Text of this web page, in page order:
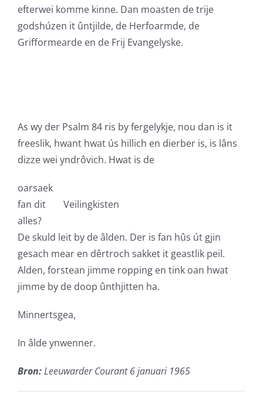
efterwei komme kinne. Dan moasten de trije
godshúzen it ûntjilde, de Herfoarmde, de
Grifformearde en de Frij Evangelyske.
As wy der Psalm 84 ris by fergelykje, nou dan is it
freeslik, hwant hwat ús hillich en dierber is, is lâns
dizze wei yndrôvich. Hwat is de
Veilingkisten
oarsaek
fan dit
alles?
De skuld leit by de âlden. Der is fan hûs út gjin
gesach mear en dêrtroch sakket it geastlik peil.
Alden, forstean jimme ropping en tink oan hwat
jimme by de doop ûnthjitten ha.
Minnertsgea,
In âlde ynwenner.
Bron:Leeuwarder Courant 6 januari 1965